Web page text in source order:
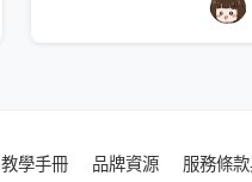
教學手冊 品牌資源 服務條